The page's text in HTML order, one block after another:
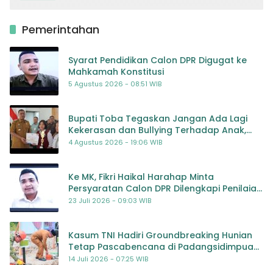
Pemerintahan
Syarat Pendidikan Calon DPR Digugat ke
Mahkamah Konstitusi
5 Agustus 2026 - 08:51 WIB
Bupati Toba Tegaskan Jangan Ada Lagi
Kekerasan dan Bullying Terhadap Anak,
Dorong Kolaborasi Seluruh Pihak
4 Agustus 2026 - 19:06 WIB
Ke MK, Fikri Haikal Harahap Minta
Persyaratan Calon DPR Dilengkapi Penilaian
Kompetensi
23 Juli 2026 - 09:03 WIB
Kasum TNI Hadiri Groundbreaking Hunian
Tetap Pascabencana di Padangsidimpuan,
Harapan Baru bagi Penyintas
14 Juli 2026 - 07:25 WIB